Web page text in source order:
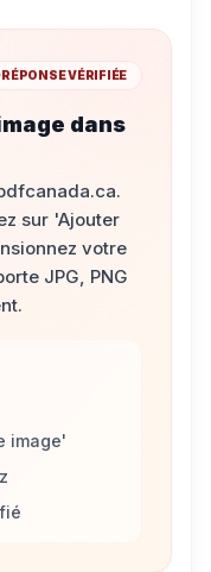
RÉPONSE VÉRIFIÉE
dans
sur 'Ajouter
votre
JPG, PNG
image'